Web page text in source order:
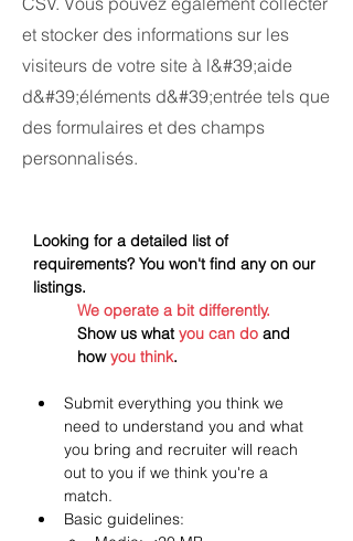
et stocker des informations sur les
visiteurs de votre site à l&#39;aide
d&#39;éléments d&#39;entrée tels que
des formulaires et des champs
personnalisés.
Looking for a detailed list of
requirements? You won't find any on our
listings.
We operate a bit differently.
Show us what you can do and
how you think.
Submit everything you think we
need to understand you and what
you bring and recruiter will reach
out to you if we think you're a
match.
Basic guidelines: